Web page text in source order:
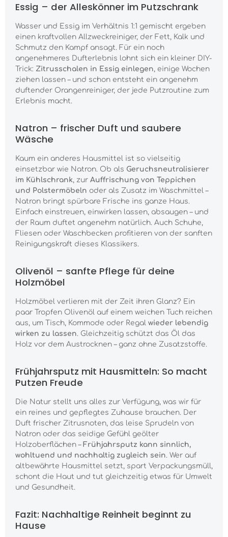
Essig – der Alleskönner im Putzschrank
Wasser und Essig im Verhältnis 1:1 gemischt ergeben
einen kraftvollen Allzweckreiniger, der Fett, Kalk und
Schmutz den Kampf ansagt. Für ein noch
angenehmeres Dufterlebnis lohnt sich ein kleiner DIY-
Trick: Zitrusschalen in Essig einlegen, einige Wochen
ziehen lassen – und schon entsteht ein angenehm
duftender Orangenreiniger, der jede Putzroutine zum
Erlebnis macht.
Natron – frischer Duft und saubere
Wäsche
Kaum ein anderes Hausmittel ist so vielseitig
einsetzbar wie Natron. Ob als Geruchsneutralisierer
im Kühlschrank, zur Auffrischung von Teppichen
und Polstermöbeln oder als Zusatz im Waschmittel –
Natron bringt spürbare Frische ins ganze Haus.
Einfach einstreuen, einwirken lassen, absaugen – und
der Raum duftet angenehm natürlich. Auch Schuhe,
Fliesen oder Waschbecken profitieren von der sanften
Reinigungskraft dieses Klassikers.
Olivenöl – sanfte Pflege für deine
Holzmöbel
Holzmöbel verlieren mit der Zeit ihren Glanz? Ein
paar Tropfen Olivenöl auf einem weichen Tuch reichen
aus, um Tisch, Kommode oder Regal wieder lebendig
wirken zu lassen. Gleichzeitig schützt das Öl das
Holz vor dem Austrocknen – ganz ohne Zusatzstoffe.
Frühjahrsputz mit Hausmitteln: So macht
Putzen Freude
Die Natur stellt uns alles zur Verfügung, was wir für
ein reines und gepflegtes Zuhause brauchen. Der
Duft frischer Zitrusnoten, das leise Sprudeln von
Natron oder das seidige Gefühl geölter
Holzoberflächen – Frühjahrsputz kann sinnlich,
wohltuend und nachhaltig zugleich sein. Wer auf
altbewährte Hausmittel setzt, spart Verpackungsmüll,
schont die Haut und tut gleichzeitig etwas für Umwelt
und Gesundheit.
Fazit: Nachhaltige Reinheit beginnt zu
Hause